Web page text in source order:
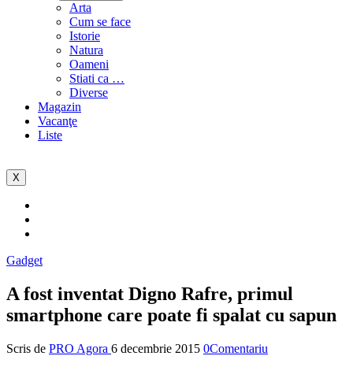
Arta
Cum se face
Istorie
Natura
Oameni
Stiati ca …
Diverse
Magazin
Vacanţe
Liste
X
Gadget
A fost inventat Digno Rafre, primul
smartphone care poate fi spalat cu sapun
Scris de PRO Agora 6 decembrie 2015 0Comentariu